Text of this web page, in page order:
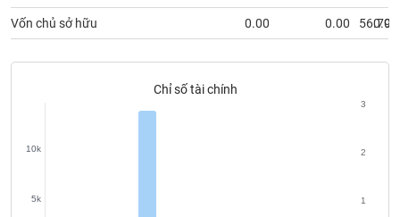
Vốn chủ sở hữu 0.00 0.00 56.79
0.00
Chỉ số tài chính
5k
10k
1
2
3
Công
đầu